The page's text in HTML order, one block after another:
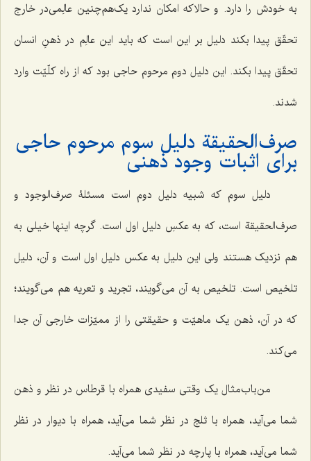
به خودش را دارد. و حالاکه امکان ندارد یک‌هم‌چنین عالِمی‌در خارج
تحقّق پیدا بکند دلیل بر این است که باید این عالِم در ذهنِ انسان
تحقّق پیدا بکند. این دلیل دوم مرحوم حاجی بود که از راه کلّیّت وارد
شدند.
صرف‌الحقیقة دلیل سوم مرحوم حاجی
برای اثبات وجود ذهنی
دلیل سوم که شبیه دلیل دوم است مسئلۀ صرف‌الوجود و
صرف‌الحقیقة است، که به عکسِ دلیل اول است. گرچه اینها خیلی به
هم نزدیک هستند ولی این دلیل به عکس دلیل اول است و آن، دلیل
تلخیص است. تلخیص به آن می‌گویند، تجرید و تعریه هم می‌گویند؛
که در آن، ذهن یک ماهیّت و حقیقتی را از ممیّزات خارجی آن جدا
می‌کند.
من‌باب‌مثال یک وقتی سفیدی همراه با قرطاس در نظر و ذهن
شما می‌آید، همراه با ثلج در نظر شما می‌آید، همراه با دیوار در نظر
شما می‌آید، همراه با پارچه در نظر شما می‌آید.